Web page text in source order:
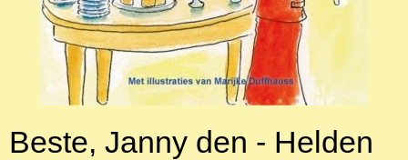
Beste, Janny den - Helden